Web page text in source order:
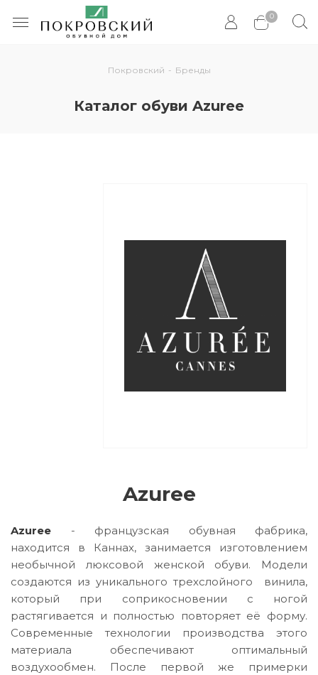
0
Покровский - Бренды
Каталог обуви Azuree
Azuree
Azuree - французская обувная фабрика,
находится в Каннах, занимается изготовлением
необычной люксовой женской обуви. Модели
создаются из уникального трехслойного винила,
который при соприкосновении с ногой
растягивается и полностью повторяет её форму.
Современные технологии производства этого
материала обеспечивают оптимальный
воздухообмен. После первой же примерки